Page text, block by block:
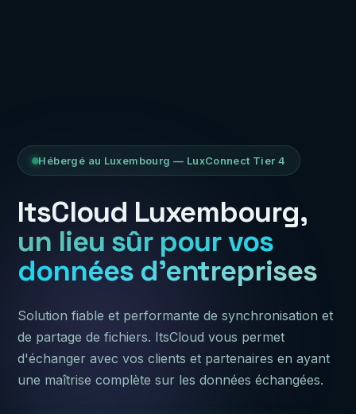
Hébergé au Luxembourg — LuxConnect Tier 4
ItsCloud Luxembourg,
un lieu sûr pour vos
données d'entreprises
Solution fiable et performante de synchronisation et
de partage de fichiers. ItsCloud vous permet
d'échanger avec vos clients et partenaires en ayant
une maîtrise complète sur les données échangées.